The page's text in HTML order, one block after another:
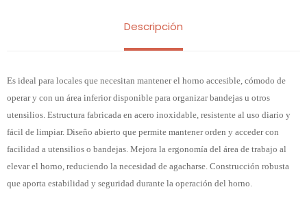
Descripción
Es ideal para locales que necesitan mantener el horno accesible, cómodo de
operar y con un área inferior disponible para organizar bandejas u otros
utensilios. Estructura fabricada en acero inoxidable, resistente al uso diario y
fácil de limpiar. Diseño abierto que permite mantener orden y acceder con
facilidad a utensilios o bandejas. Mejora la ergonomía del área de trabajo al
elevar el horno, reduciendo la necesidad de agacharse. Construcción robusta
que aporta estabilidad y seguridad durante la operación del horno.